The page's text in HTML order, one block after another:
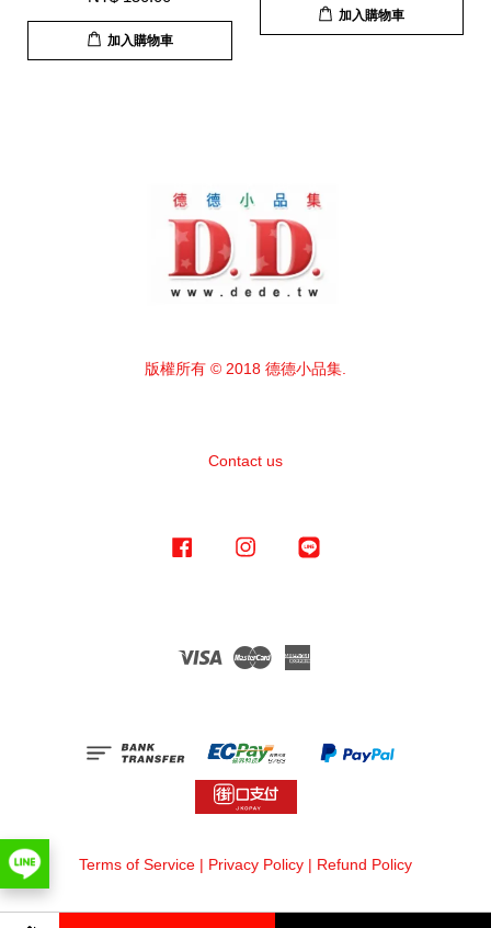
加入購物車
加入購物車
版權所有 © 2018 德德小品集.
Contact us
Facebook Instagram
Visa Master
Terms of Service | Privacy Policy | Refund Policy